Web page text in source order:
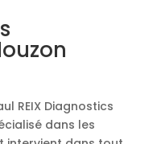
REIX Diagnostics
dans les